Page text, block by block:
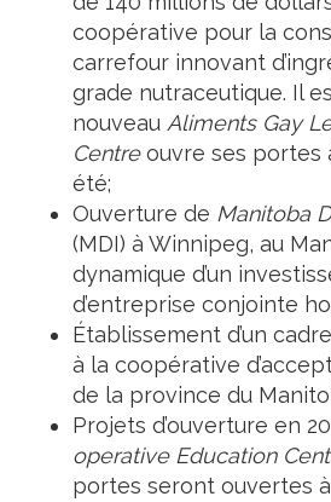
coopérative pour la
carrefour innovant
grade nutraceutique. Il
nouveau Aliments Gay
Centreouvre ses portes
été;
Ouverture de Manitoba
(MDI) à Winnipeg, au
dynamique d’un
d’entreprise conjointe
Établissement d’un
à la coopérative
de la province du
Projets d’ouverture en
operative Education
portes seront ouvertes